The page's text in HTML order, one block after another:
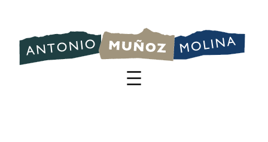
contenido